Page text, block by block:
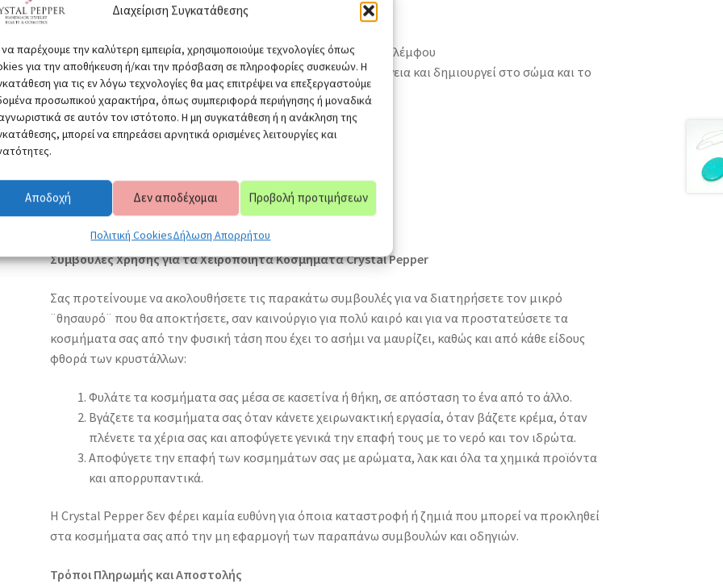
Διαχείριση Συγκατάθεσης
να παρέχουμε την καλύτερη εμπειρία, χρησιμοποιούμε τεχνολογίες όπως
για την αποθήκευση ή/και την πρόσβαση σε πληροφορίες συσκευών. Η
για τις εν λόγω τεχνολογίες θα μας επιτρέψει να επεξεργαστούμε
προσωπικού χαρακτήρα, όπως συμπεριφορά περιήγησης ή μοναδικά
σε αυτόν τον ιστότοπο. Η μη συγκατάθεση ή η ανάκληση της
μπορεί να επηρεάσει αρνητικά ορισμένες λειτουργίες και
Αποδοχή Δεν αποδέχομαι Προβολή προτιμήσεων
Πολιτική CookiesΔήλωση Απορρήτου
συγκινησιακά μπλοκαρίσματα
Υποστηρίζει την καλή λειτουργία του αίματος και της λέμφου
Είναι μια ασπίδα προστασίας από την αρνητική ενέργεια και δημιουργεί στο σώμα και το
περιβάλλον έναν απροσπέραστο ενεργειακό φράχτη
Δείτε περισσότερα Χειροποιητα Μενταγιον εδω
Δείτε περισσότερα Χειροποιητα Κοσμηματα
Δείτε περισσότερα Χειροποιητα Κοσμηματα με Χρυσολιθοεδω
Συμβουλές Χρήσης για τα Χειροποίητα Κοσμήματα Crystal Pepper
Σας προτείνουμε να ακολουθήσετε τις παρακάτω συμβουλές για να διατηρήσετε τον μικρό
¨θησαυρό¨ που θα αποκτήσετε, σαν καινούργιο για πολύ καιρό και για να προστατεύσετε τα
κοσμήματα σας από την φυσική τάση που έχει το ασήμι να μαυρίζει, καθώς και από κάθε είδους
φθορά των κρυστάλλων:
Φυλάτε τα κοσμήματα σας μέσα σε κασετίνα ή θήκη, σε απόσταση το ένα από το άλλο.
Βγάζετε τα κοσμήματα σας όταν κάνετε χειρωνακτική εργασία, όταν βάζετε κρέμα, όταν
πλένετε τα χέρια σας και αποφύγετε γενικά την επαφή τους με το νερό και τον ιδρώτα.
Αποφύγετε την επαφή των κοσμημάτων σας με αρώματα, λακ και όλα τα χημικά προϊόντα
και απορρυπαντικά.
Η Crystal Pepper δεν φέρει καμία ευθύνη για όποια καταστροφή ή ζημιά που μπορεί να προκληθεί
στα κοσμήματα σας από την μη εφαρμογή των παραπάνω συμβουλών και οδηγιών.
Τρόποι Πληρωμής και Αποστολής